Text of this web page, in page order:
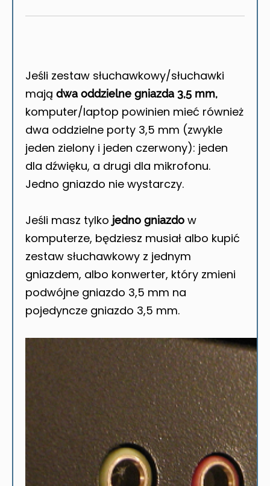
Jeśli zestaw słuchawkowy/słuchawki
mają dwa oddzielne gniazda 3,5 mm,
komputer/laptop powinien mieć również
dwa oddzielne porty 3,5 mm (zwykle
jeden zielony i jeden czerwony): jeden
dla dźwięku, a drugi dla mikrofonu.
Jedno gniazdo nie wystarczy.
Jeśli masz tylko jedno gniazdo w
komputerze, będziesz musiał albo kupić
zestaw słuchawkowy z jednym
gniazdem, albo konwerter, który zmieni
podwójne gniazdo 3,5 mm na
pojedyncze gniazdo 3,5 mm.